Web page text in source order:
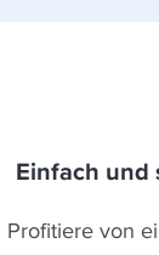
Einfach und
Profitiere von